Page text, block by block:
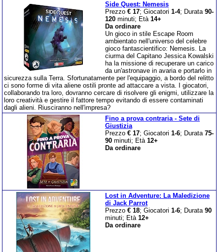
Side Quest: Nemesis
Prezzo € 17; Giocatori 1-4; Durata 90-
120 minuti; Età 14+
Da ordinare
Un gioco in stile Escape Room
ambientato nell'universo del celebre
gioco fantascientifico: Nemesis. La
ciurma del Capitano Jessica Kowalski
ha la missione di recuperare un carico
da un'astronave in avaria e portarlo in
sicurezza sulla Terra. Sfortunatamente per l'equipaggio, a bordo del relitto
ci sono forme di vita aliene ostili pronte ad attaccare a vista. I giocatori,
collaborando tra loro, dovranno cercare di risolvere gli enigmi, utilizzare la
loro creatività e gestire il fattore tempo evitando di essere contaminati
dagli alieni. Riusciranno nell'impresa?
Fino a prova contraria - Sete di
Giustizia
Prezzo € 17; Giocatori 1-6; Durata 75-
90 minuti; Età 12+
Da ordinare
Lost in Adventure: La Maledizione
di Jack Parrot
Prezzo € 18; Giocatori 1-6; Durata 90
minuti; Età 12+
Da ordinare